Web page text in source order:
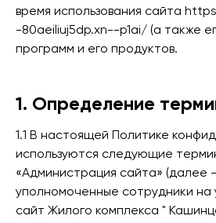
время использования сайта
-80aeiliuj5dp.xn--p1ai/ (а также
программ и его продуктов.
1. Определение
1.1 В настоящей Политике
используются следующие
«Администрация сайта» (далее
уполномоченные сотрудники на
сайт Жилого комплекса "